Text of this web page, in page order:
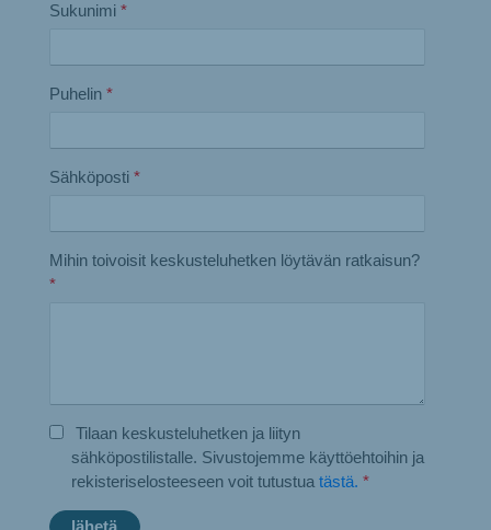
Sukunimi *
Puhelin *
Sähköposti *
Mihin toivoisit keskusteluhetken löytävän ratkaisun?
*
Tilaan keskusteluhetken ja liityn
sähköpostilistalle. Sivustojemme käyttöehtoihin ja
rekisteriselosteeseen voit tutustua tästä. *